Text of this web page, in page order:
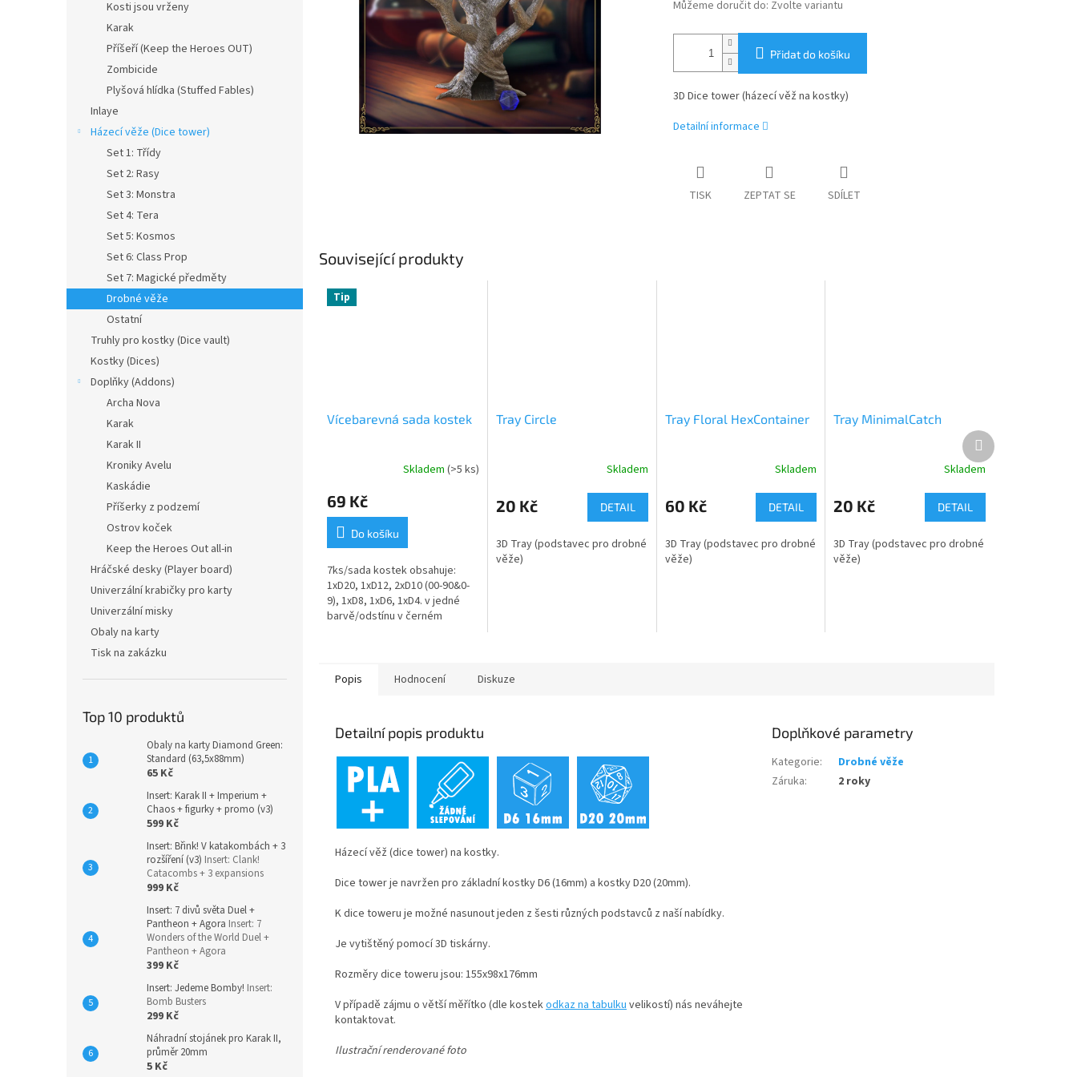
Kosti jsou vrženy
Karak
Příšeří (Keep the Heroes OUT)
Zombicide
Plyšová hlídka (Stuffed Fables)
Inlaye
Házecí věže (Dice tower)
Set 1: Třídy
Set 2: Rasy
Set 3: Monstra
Set 4: Tera
Set 5: Kosmos
Set 6: Class Prop
Set 7: Magické předměty
Drobné věže
Ostatní
Truhly pro kostky (Dice vault)
Kostky (Dices)
Doplňky (Addons)
Archa Nova
Karak
Karak II
Kroniky Avelu
Kaskádie
Příšerky z podzemí
Ostrov koček
Keep the Heroes Out all-in
Hráčské desky (Player board)
Univerzální krabičky pro karty
Univerzální misky
Obaly na karty
Tisk na zakázku
Top 10 produktů
Obaly na karty Diamond Green:
Standard (63,5x88mm)
65 Kč
Insert: Karak II + Imperium +
Chaos + figurky + promo (v3)
599 Kč
Insert: Břink! V katakombách + 3
rozšíření (v3) Insert: Clank!
Catacombs + 3 expansions
999 Kč
Insert: 7 divů světa Duel +
Pantheon + Agora Insert: 7
Wonders of the World Duel +
Pantheon + Agora
399 Kč
Insert: Jedeme Bomby! Insert:
Bomb Busters
299 Kč
Náhradní stojánek pro Karak II,
průměr 20mm
5 Kč
Můžeme doručit do: Zvolte variantu
Přidat do košíku
3D Dice tower (házecí věž na kostky)
Detailní informace
TISK ZEPTAT SE SDÍLET
Související produkty
Tip
Vícebarevná sada kostek
Skladem (>5 ks)
69 Kč
Do košíku
7ks/sada kostek obsahuje:
1xD20, 1xD12, 2xD10 (00-90&0-
9), 1xD8, 1xD6, 1xD4. v jedné
barvě/odstínu v černém
Tray Circle
Skladem
20 Kč DETAIL
3D Tray (podstavec pro drobné
věže)
Tray Floral HexContainer
Skladem
60 Kč DETAIL
3D Tray (podstavec pro drobné
věže)
Tray MinimalCatch
Skladem
20 Kč DETAIL
3D Tray (podstavec pro drobné
věže)
Další
produkt
Popis Hodnocení Diskuze
Detailní popis produktu
Házecí věž (dice tower) na kostky.
Dice tower je navržen pro základní kostky D6 (16mm) a kostky D20 (20mm).
K dice toweru je možné nasunout jeden z šesti různých podstavců z naší nabídky.
Je vytištěný pomocí 3D tiskárny.
Rozměry dice toweru jsou: 155x98x176mm
V případě zájmu o větší měřítko (dle kostekodkaz na tabulkuvelikostí) nás neváhejte
kontaktovat.
Ilustrační renderované foto
Doplňkové parametry
Kategorie:
Drobné věže
Záruka: 2 roky